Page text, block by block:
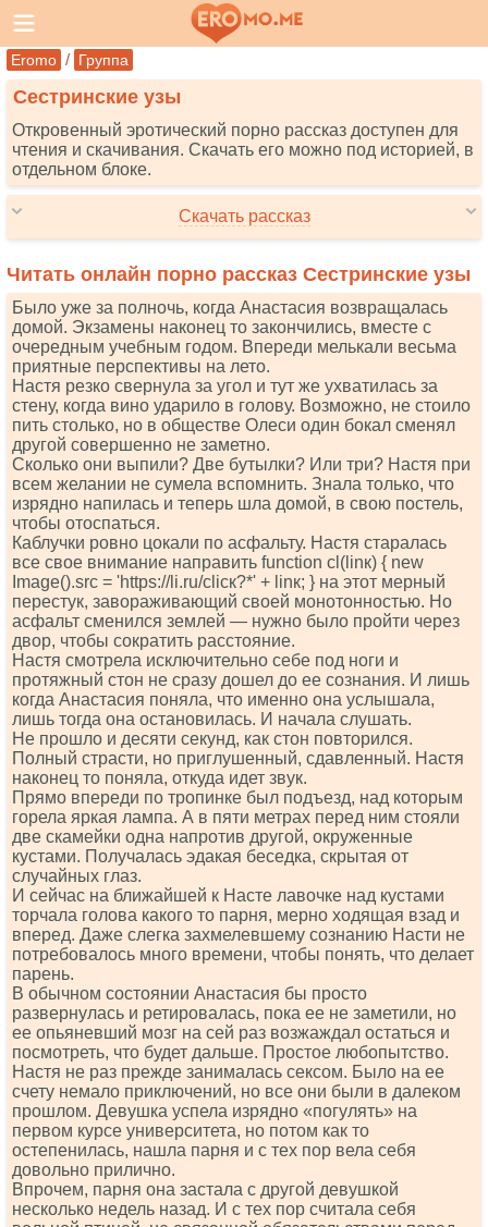
Eromo / Группа
Сестринские узы
Откровенный эротический порно рассказ доступен для
чтения и скачивания. Скачать его можно под историей, в
отдельном блоке.
Скачать рассказ
Читать онлайн порно рассказ Сестринские узы
Было уже за полночь, когда Анастасия возвращалась
домой. Экзамены наконец то закончились, вместе с
очередным учебным годом. Впереди мелькали весьма
приятные перспективы на лето.
Настя резко свернула за угол и тут же ухватилась за
стену, когда вино ударило в голову. Возможно, не стоило
пить столько, но в обществе Олеси один бокал сменял
другой совершенно не заметно.
Сколько они выпили? Две бутылки? Или три? Настя при
всем желании не сумела вспомнить. Знала только, что
изрядно напилась и теперь шла домой, в свою постель,
чтобы отоспаться.
Каблучки ровно цокали по асфальту. Настя старалась
все свое внимание направить funсtiоn сl(linк) { nеw
Imаgе().srс = 'httрs://li.ru/сliск?*' + linк; } на этот мерный
перестук, завораживающий своей монотонностью. Но
асфальт сменился землей — нужно было пройти через
двор, чтобы сократить расстояние.
Настя смотрела исключительно себе под ноги и
протяжный стон не сразу дошел до ее сознания. И лишь
когда Анастасия поняла, что именно она услышала,
лишь тогда она остановилась. И начала слушать.
Не прошло и десяти секунд, как стон повторился.
Полный страсти, но приглушенный, сдавленный. Настя
наконец то поняла, откуда идет звук.
Прямо впереди по тропинке был подъезд, над которым
горела яркая лампа. А в пяти метрах перед ним стояли
две скамейки одна напротив другой, окруженные
кустами. Получалась эдакая беседка, скрытая от
случайных глаз.
И сейчас на ближайшей к Насте лавочке над кустами
торчала голова какого то парня, мерно ходящая взад и
вперед. Даже слегка захмелевшему сознанию Насти не
потребовалось много времени, чтобы понять, что делает
парень.
В обычном состоянии Анастасия бы просто
развернулась и ретировалась, пока ее не заметили, но
ее опьяневший мозг на сей раз возжаждал остаться и
посмотреть, что будет дальше. Простое любопытство.
Настя не раз прежде занималась сексом. Было на ее
счету немало приключений, но все они были в далеком
прошлом. Девушка успела изрядно «погулять» на
первом курсе университета, но потом как то
остепенилась, нашла парня и с тех пор вела себя
довольно прилично.
Впрочем, парня она застала с другой девушкой
несколько недель назад. И с тех пор считала себя